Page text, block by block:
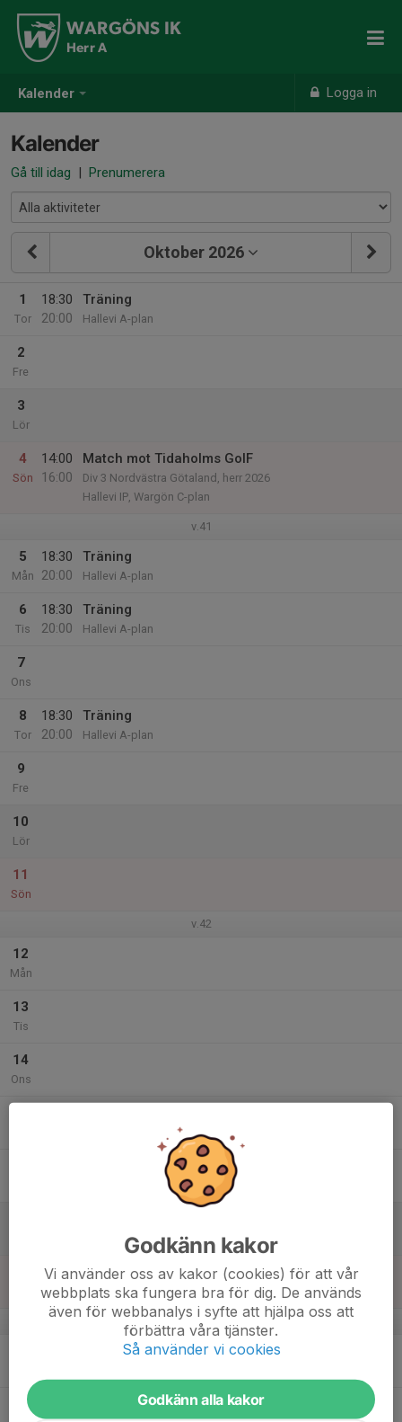
Kalender Logga in
WARGÖNS IK
Herr A
Kalender
Gå till idag | Prenumerera
Oktober 2026
1
Tor
18:30
20:00
Träning
Hallevi A-plan
2
Fre
3
Lör
4
Sön
14:00
16:00
Match mot Tidaholms GoIF
Div 3 Nordvästra Götaland, herr 2026
Hallevi IP, Wargön C-plan
v.41
5
Mån
18:30
20:00
Träning
Hallevi A-plan
6
Tis
18:30
20:00
Träning
Hallevi A-plan
7
Ons
8
Tor
18:30
20:00
Träning
Hallevi A-plan
9
Fre
10
Lör
11
Sön
v.42
12
Mån
13
Tis
14
Ons
v.43
20
Godkänn kakor
Vi använder oss av kakor (cookies) för att vår
webbplats ska fungera bra för dig. De används
även för webbanalys i syfte att hjälpa oss att
förbättra våra tjänster.
Så använder vi cookies
Godkänn alla kakor